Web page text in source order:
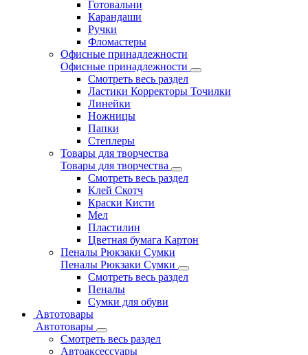
Готовальни
Карандаши
Ручки
Фломастеры
Офисные принадлежности
Офисные принадлежности
Смотреть весь раздел
Ластики Корректоры Точилки
Линейки
Ножницы
Папки
Степлеры
Товары для творчества
Товары для творчества
Смотреть весь раздел
Клей Скотч
Краски Кисти
Мел
Пластилин
Цветная бумага Картон
Пеналы Рюкзаки Сумки
Пеналы Рюкзаки Сумки
Смотреть весь раздел
Пеналы
Сумки для обуви
Автотовары
Автотовары
Смотреть весь раздел
Автоаксессуары